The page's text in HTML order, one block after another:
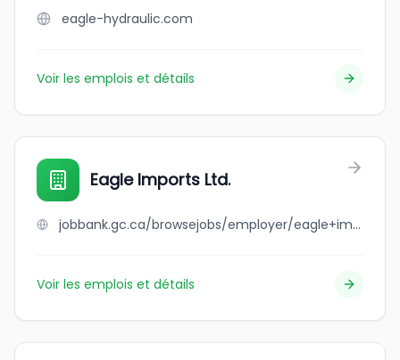
eagle-hydraulic.com
Voir les emplois et détails
Eagle Imports Ltd.
jobbank.gc.ca/browsejobs/employer/eagle+imports+ltd./ca
Voir les emplois et détails